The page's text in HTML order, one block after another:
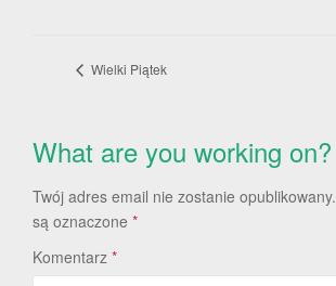
Wielki Piątek
What are you working on?
Twój adres email nie zostanie opublikowany.
są oznaczone *
Komentarz *